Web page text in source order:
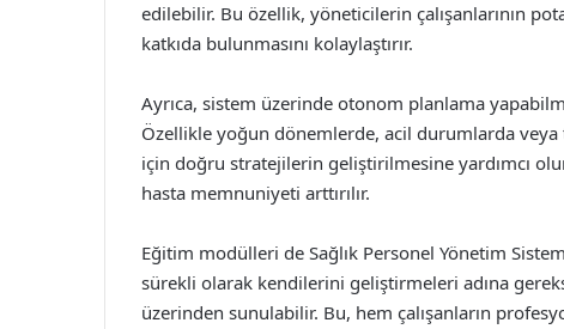
edilebilir. Bu özellik, yöneticilerin çalışanlarının
katkıda bulunmasını kolaylaştırır.
Ayrıca, sistem üzerinde otonom planlama
Özellikle yoğun dönemlerde, acil durumlarda
için doğru stratejilerin geliştirilmesine yardımcı
hasta memnuniyeti arttırılır.
Eğitim modülleri de Sağlık Personel Yönetim
sürekli olarak kendilerini geliştirmeleri adına
üzerinden sunulabilir. Bu, hem çalışanların